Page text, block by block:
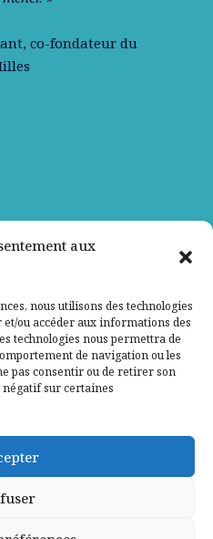
aux
nous utilisons des technologies
et/ou accéder aux informations des
technologies nous permettra de
de navigation ou les
pas consentir ou de retirer son
sur certaines
co-fondateur du